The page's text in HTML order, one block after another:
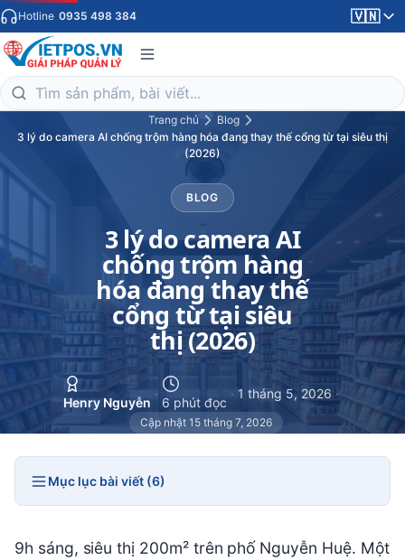
Hotline 0935 498 384 🇻🇳
Trang chủ
Blog
3 lý do camera AI chống trộm hàng hóa đang thay thế cổng từ tại siêu thị
(2026)
BLOG
3 lý do camera AI
chống trộm hàng
hóa đang thay thế
cổng từ tại siêu
thị (2026)
Henry Nguyễn
·
6 phút đọc
· 1 tháng 5, 2026 ·
Cập nhật 15 tháng 7, 2026
Mục lục bài viết (6)
9h sáng, siêu thị 200m² trên phố Nguyễn Huệ. Một